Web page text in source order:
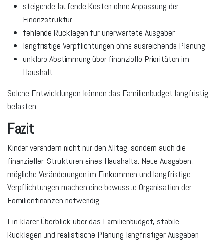
steigende laufende Kosten ohne Anpassung der
Finanzstruktur
fehlende Rücklagen für unerwartete Ausgaben
langfristige Verpflichtungen ohne ausreichende Planung
unklare Abstimmung über finanzielle Prioritäten im
Haushalt
Solche Entwicklungen können das Familienbudget langfristig
belasten.
Fazit
Kinder verändern nicht nur den Alltag, sondern auch die
finanziellen Strukturen eines Haushalts. Neue Ausgaben,
mögliche Veränderungen im Einkommen und langfristige
Verpflichtungen machen eine bewusste Organisation der
Familienfinanzen notwendig.
Ein klarer Überblick über das Familienbudget, stabile
Rücklagen und realistische Planung langfristiger Ausgaben